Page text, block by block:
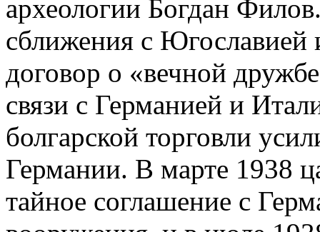
археологии Богдан
сближения с Югославией
договор о «вечной
связи с Германией и
болгарской торговли
Германии. В марте 1938
тайное соглашение с